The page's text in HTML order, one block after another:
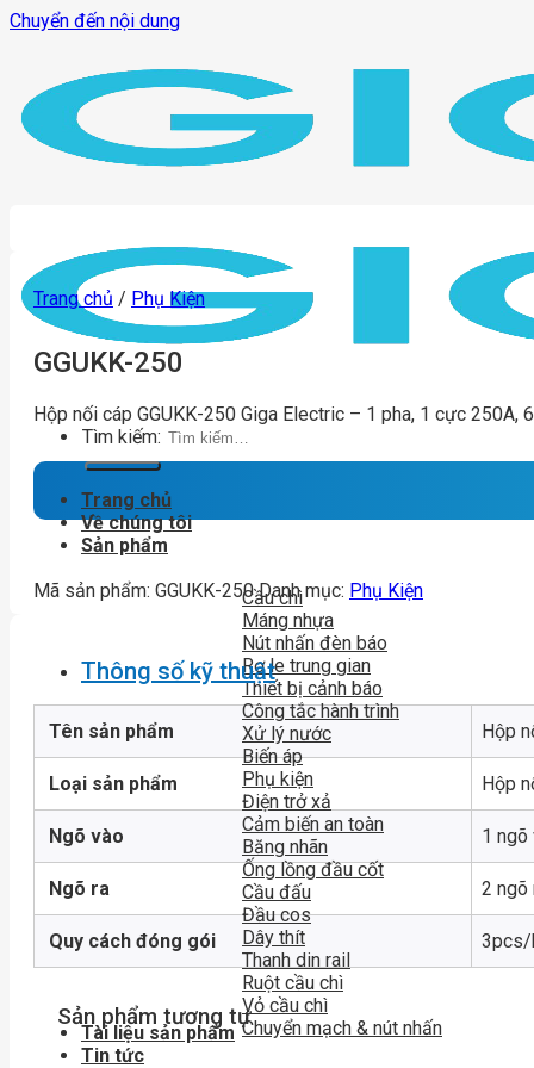
Chuyển đến nội dung
Tìm kiếm:
Trang chủ
Về chúng tôi
Sản phẩm
Cầu chì
Máng nhựa
Nút nhấn đèn báo
Rơ le trung gian
Thiết bị cảnh báo
Công tắc hành trình
Xử lý nước
Biến áp
Phụ kiện
Điện trở xả
Cảm biến an toàn
Băng nhãn
Ống lồng đầu cốt
Cầu đấu
Đầu cos
Dây thít
Thanh din rail
Ruột cầu chì
Vỏ cầu chì
Chuyển mạch & nút nhấn
Tài liệu sản phẩm
Tin tức
Trang chủ / Phụ Kiện
GGUKK-250
Hộp nối cáp GGUKK-250 Giga Electric – 1 pha, 1 cực 250A,
Mã sản phẩm: GGUKK-250 Danh mục: Phụ Kiện
Thông số kỹ thuật
Tên sản phẩm Hộp
Loại sản phẩm Hộp
Ngõ vào 1 ngõ
Ngõ ra 2 ngõ
Quy cách đóng gói 3pcs/
Sản phẩm tương tự